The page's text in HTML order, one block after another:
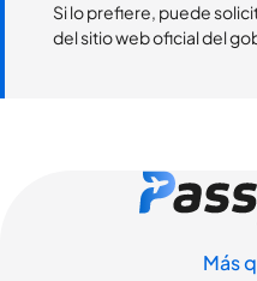
Si lo prefiere, puede
del sitio web oficial del
Más